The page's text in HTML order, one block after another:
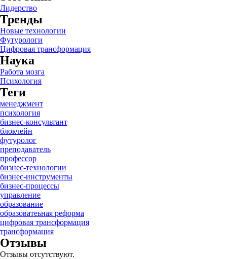
Лидерство
Тренды
Новые технологии
Футурологи
Цифровая трансформация
Наука
Работа мозга
Психология
Теги
менеджмент
психология
бизнес-консультант
блокчейн
футуролог
преподаватель
профессор
бизнес-технологии
бизнес-инструменты
бизнес-процессы
управление
образование
образоватеьная реформа
цифровая трансформация
трансформация
Отзывы
Отзывы отсутствуют.